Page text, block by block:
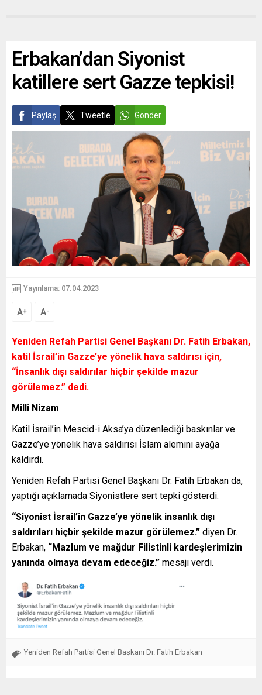
Erbakan’dan Siyonist
katillere sert Gazze tepkisi!
Paylaş Tweetle Gönder
Yayınlama: 07.04.2023
A+ A-
Yeniden Refah Partisi Genel Başkanı Dr. Fatih Erbakan,
katil İsrail’in Gazze’ye yönelik hava saldırısı için,
“İnsanlık dışı saldırılar hiçbir şekilde mazur
görülemez.” dedi.
Milli Nizam
Katil İsrail’in Mescid-i Aksa’ya düzenlediği baskınlar ve
Gazze’ye yönelik hava saldırısı İslam alemini ayağa
kaldırdı.
Yeniden Refah Partisi Genel Başkanı Dr. Fatih Erbakan da,
yaptığı açıklamada Siyonistlere sert tepki gösterdi.
“Siyonist İsrail’in Gazze’ye yönelik insanlık dışı
saldırıları hiçbir şekilde mazur görülemez.” diyen Dr.
Erbakan, “Mazlum ve mağdur Filistinli kardeşlerimizin
yanında olmaya devam edeceğiz.” mesajı verdi.
Yeniden Refah Partisi Genel Başkanı Dr. Fatih Erbakan